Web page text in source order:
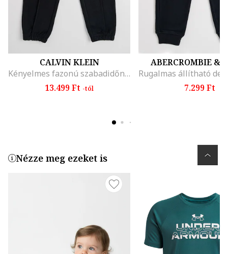
CALVIN KLEIN
Kényelmes fazonú szabadidőnadrág varrásokkal az elején, Fekete
13.499 Ft -tól
ABERCROMBIE &
7.299 Ft
Nézze meg ezeket is